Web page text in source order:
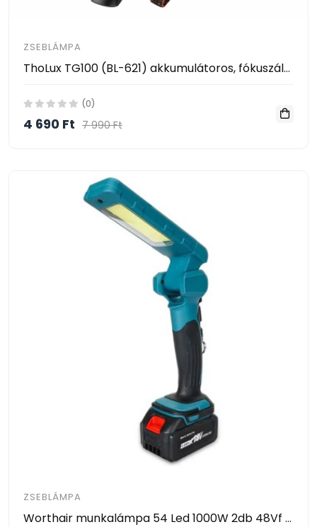
ZSEBLÁMPA
ThoLux TG100 (BL-621) akkumulátoros, fókuszálható LED zseblámpa – USB-C töltéssel és digitális kijelzővel
(0)
4 690 Ft 7 990 Ft
ZSEBLÁMPA
Worthair munkalámpa 54 Led 1000W 2db 48Vf Akku